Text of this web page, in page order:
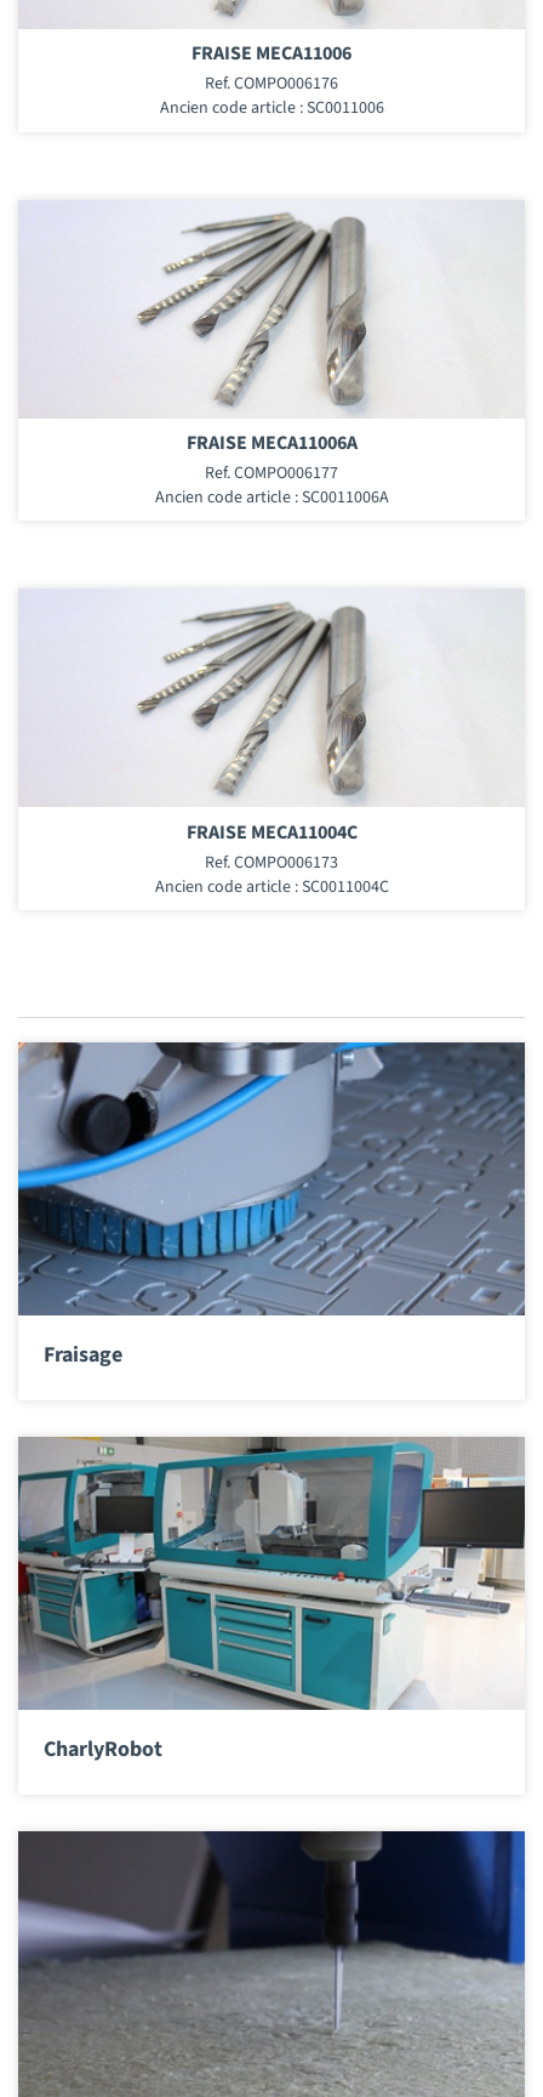
FRAISE MECA11006
Ref. COMPO006176
Ancien code article : SC0011006
FRAISE MECA11006A
Ref. COMPO006177
Ancien code article : SC0011006A
FRAISE MECA11004C
Ref. COMPO006173
Ancien code article : SC0011004C
Fraisage
CharlyRobot